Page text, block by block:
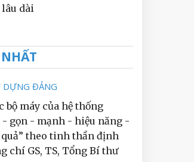
lâu dài
DỰNG ĐẢNG
bộ máy của hệ thống
gọn - mạnh - hiệu năng -
theo tinh thần định
chí GS, TS, Tổng Bí thư